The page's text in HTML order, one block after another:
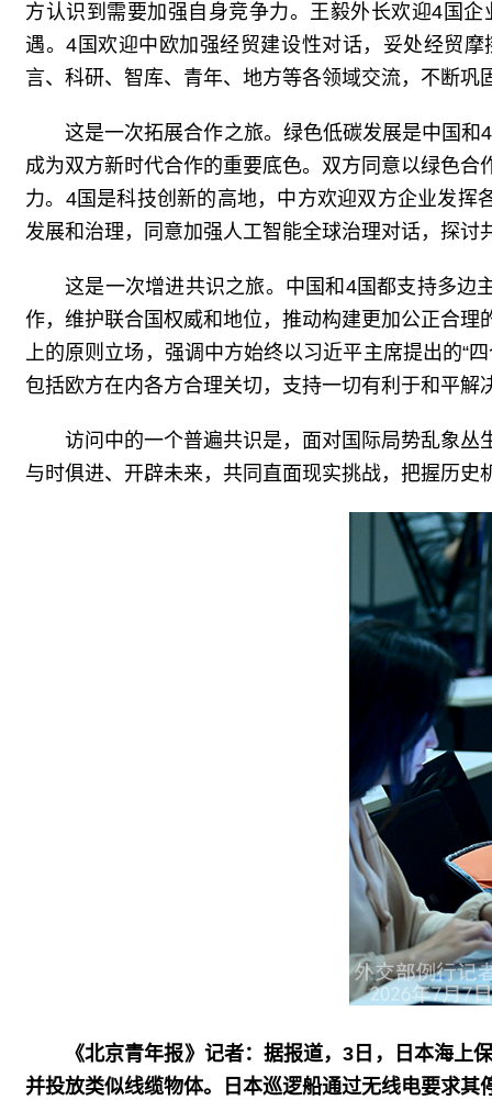
方认识到需要加强自身竞争力。王毅外长欢迎4国
遇。4国欢迎中欧加强经贸建设性对话，妥处经贸
言、科研、智库、青年、地方等各领域交流，不断巩
这是一次拓展合作之旅。绿色低碳发展是中国
成为双方新时代合作的重要底色。双方同意以绿色
力。4国是科技创新的高地，中方欢迎双方企业发
发展和治理，同意加强人工智能全球治理对话，探
这是一次增进共识之旅。中国和4国都支持多边
作，维护联合国权威和地位，推动构建更加公正合
上的原则立场，强调中方始终以习近平主席提出的“
包括欧方在内各方合理关切，支持一切有利于和平解
访问中的一个普遍共识是，面对国际局势乱象
与时俱进、开辟未来，共同直面现实挑战，把握历
《北京青年报》记者：据报道，3日，日本海
并投放类似线缆物体。日本巡逻船通过无线电要求其